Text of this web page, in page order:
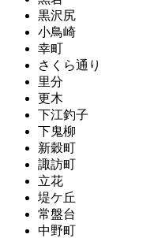
黒沢尻
小鳥崎
幸町
さくら通り
里分
更木
下江釣子
下鬼柳
新穀町
諏訪町
立花
堤ケ丘
常盤台
中野町